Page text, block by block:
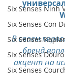
Six Senses Ninh
Six Senses Con
Six Senses
Six Senses
Six Senses
В своем
бренд
акцент на